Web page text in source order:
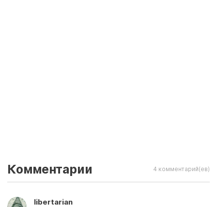
Комментарии 4 комментарий(ев)
libertarian